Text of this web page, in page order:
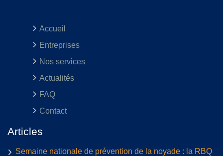
Accueil
Entreprises
Nos services
Actualités
FAQ
Contact
Articles
Semaine nationale de prévention de la noyade : la RBQ